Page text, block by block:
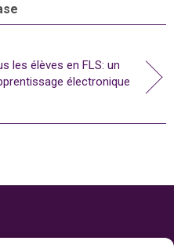
les élèves en FLS: un
électronique